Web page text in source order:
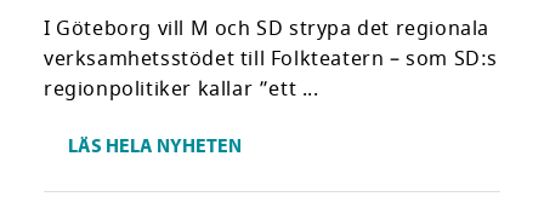
I Göteborg vill M och SD strypa det regionala
verksamhetsstödet till Folkteatern – som SD:s
regionpolitiker kallar ”ett ...
LÄS HELA NYHETEN